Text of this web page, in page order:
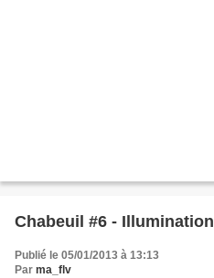
Chabeuil #6 - Illumination
Publié le 05/01/2013 à 13:13
Par ma_flv